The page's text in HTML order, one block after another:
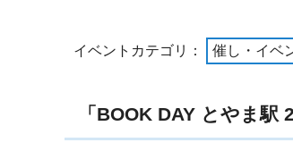
イベントカテゴリ： 催し・イベ
「BOOK DAY とやま駅